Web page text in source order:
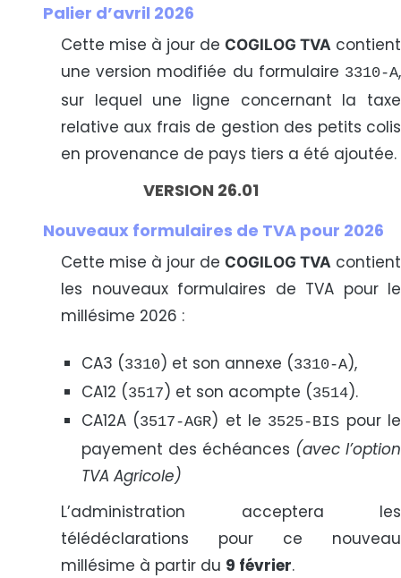
Palier d’avril 2026
Cette mise à jour de COGILOG TVA contient
une version modifiée du formulaire 3310-A,
sur lequel une ligne concernant la taxe
relative aux frais de gestion des petits colis
en provenance de pays tiers a été ajoutée.
VERSION 26.01
Nouveaux formulaires de TVA pour 2026
Cette mise à jour de COGILOG TVA contient
les nouveaux formulaires de TVA pour le
millésime 2026 :
CA3 (3310) et son annexe (3310-A),
CA12 (3517) et son acompte (3514).
CA12A (3517-AGR) et le 3525-BIS pour le
payement des échéances (avec l’option
TVA Agricole)
L’administration acceptera les
télédéclarations pour ce nouveau
millésime à partir du 9 février.